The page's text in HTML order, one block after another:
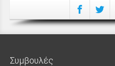
Συμβουλές